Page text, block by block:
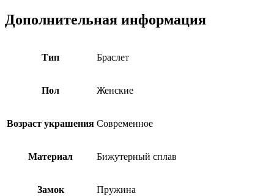
Дополнительная информация
Тип Браслет
Пол Женские
Возраст украшения Современное
Материал Бижутерный сплав
Замок Пружина